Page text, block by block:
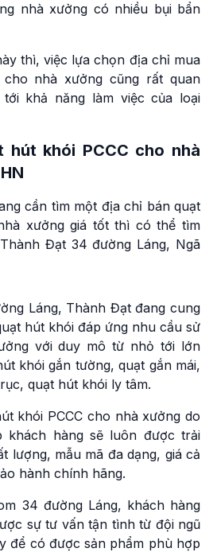
nhà xưởng có nhiều bụi bẩn
thì, việc lựa chọn địa chỉ mua
cho nhà xưởng cũng rất quan
khả năng làm việc của loại
khói PCCC cho nhà
cần tìm một địa chỉ bán quạt
xưởng giá tốt thì có thể tìm
Đạt 34 đường Láng, Ngã
Láng, Thành Đạt đang cung
hút khói đáp ứng nhu cầu sử
với duy mô từ nhỏ tới lớn
khói gắn tường, quạt gắn mái,
quạt hút khói ly tâm.
khói PCCC cho nhà xưởng do
khách hàng sẽ luôn được trải
lượng, mẫu mã đa dạng, giá cả
hành chính hãng.
34 đường Láng, khách hàng
sự tư vấn tận tình từ đội ngũ
để có được sản phẩm phù hợp